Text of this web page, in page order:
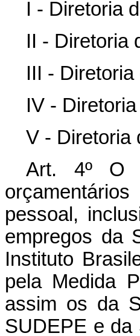
I - Diretoria
II - Diretoria
III -
IV -
V - Diretoria
Art. 4º O
pessoal,
empregos da
Instituto
pela Medida
assim os da
SUDEPE e da